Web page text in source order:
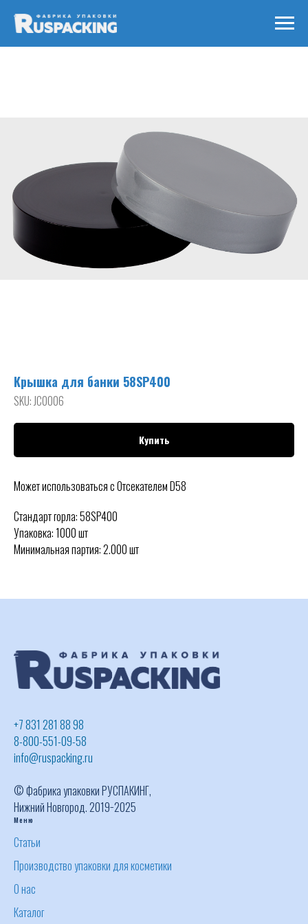
Крышка для банки 58SP400
SKU:JC0006
Купить
Может использоваться с Отсекателем D58
Стандарт горла: 58SP400
Упаковка: 1000 шт
Минимальная партия: 2.000 шт
+7 831 281 88 98
8-800-551-09-58
info@ruspacking.ru
© Фабрика упаковки РУСПАКИНГ,
Нижний Новгород. 2019−2025
Меню
Статьи
Производство упаковки для косметики
О нас
Каталог